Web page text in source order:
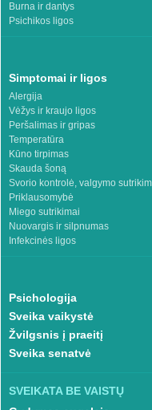
Burna ir dantys
Psichikos ligos
Simptomai ir ligos
Alergija
Vėžys ir kraujo ligos
Peršalimas ir gripas
Temperatūra
Kūno tirpimas
Skauda šoną
Svorio kontrolė, valgymo
Priklausomybė
Miego sutrikimai
Nuovargis ir silpnumas
Infekcinės ligos
Psichologija
Sveika vaikystė
Žvilgsnis į praeitį
Sveika senatvė
SVEIKATA BE VAISTŲ